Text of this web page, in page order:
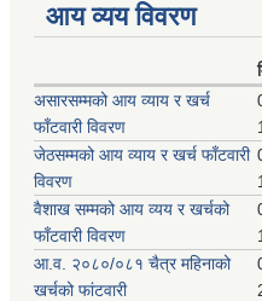
आय व्यय विवरण
असारसम्मको आय व्याय र खर्च
फाँटवारी विवरण
जेठसम्मको आय व्याय र खर्च फाँटवारी
विवरण
वैशाख सम्मको आय व्यय र खर्चको
फाँटवारी विवरण
आ.व. २०८०/०८१ चैत्र महिनाको
खर्चको फांटवारी